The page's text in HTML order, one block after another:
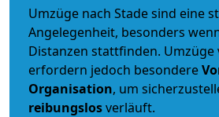
Umzüge nach Stade sind eine
Angelegenheit, besonders
Distanzen stattfinden. Umzüge
erfordern jedoch besondere
Organisation, um
reibungslosverläuft.